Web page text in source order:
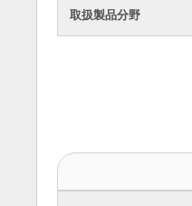
取扱製品分野